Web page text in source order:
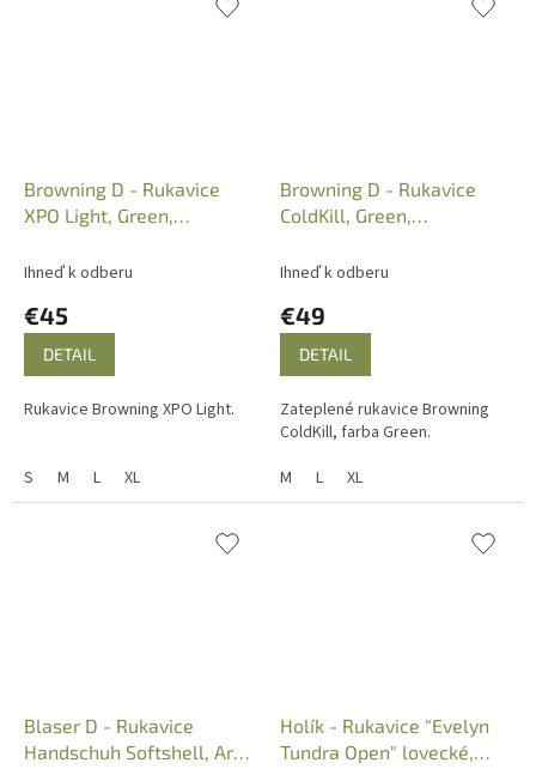
Browning D - Rukavice
XPO Light, Green,
Ihneď k odberu
€45
DETAIL
Rukavice Browning XPO Light.
S M L XL
Browning D - Rukavice
ColdKill, Green,
Ihneď k odberu
€49
DETAIL
Zateplené rukavice Browning
ColdKill, farba Green.
M
L XL
Blaser D - Rukavice
Handschuh Softshell, Art.:
Holík - Rukavice "Evelyn
Tundra Open" lovecké,